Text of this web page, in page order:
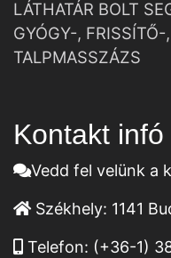
LÁTHATÁR BOLT
GYÓGY-, FRISSÍTŐ-
TALPMASSZÁZS
Kontakt infó
Vedd fel velünk a
Székhely: 1141
Telefon: (+36-1)